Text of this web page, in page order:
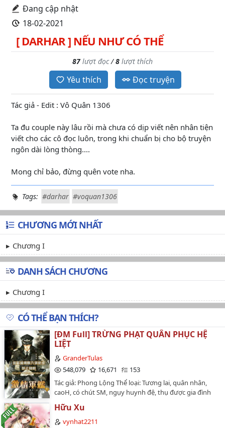
Đang cập nhật
18-02-2021
[ DARHAR ] NẾU NHƯ CÓ THỂ
87 lượt đọc/8 lượt thích
Yêu thích Đọc truyện
Tác giả - Edit : Vô Quân 1306
Ta đu couple này lâu rồi mà chưa có dịp viết nên nhân tiện
viết cho các cô đọc luôn, trong khi chuẩn bị cho bộ truyện
ngôn dài lòng thòng....
Mong chỉ bảo, đừng quên vote nha.
Tags: #darhar #voquan1306
CHƯƠNG MỚI NHẤT
Chương I
DANH SÁCH CHƯƠNG
Chương I
CÓ THỂ BẠN THÍCH?
[ĐM Full] TRỪNG PHẠT QUÂN PHỤC HỆ
LIỆT
GranderTulas
548,079
16,671
153
Tác giả: Phong Lộng Thể loại: Tương lai, quân nhân,
caoH, có chút SM, ngụy huynh đệ, thụ được gia đình
sủng thụ, ngọt ngào, chút ngược xíu. Hai công là em
trai song sinh: Lăng Khiêm yêu nghiệt diễn sâu, Lăng
Hữu Xu
vynhat2211